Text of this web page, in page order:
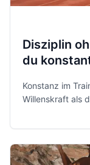
Disziplin
du
Konstanz im
Willenskraft als